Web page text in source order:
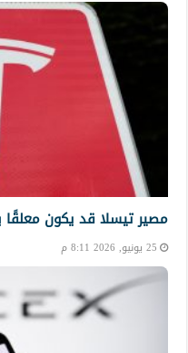
مصير تيسلا قد يكون معلقًا
25 يونيو, 2026 8:11 م